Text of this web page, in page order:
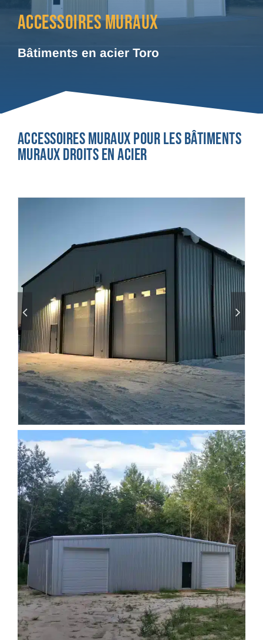
ACCESSOIRES MURAUX
Bâtiments en acier Toro
Accessoires muraux pour les bâtiments
muraux droits en acier